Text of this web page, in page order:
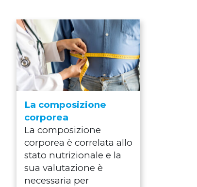
La composizione
corporea
La composizione
corporea è correlata allo
stato nutrizionale e la
sua valutazione è
necessaria per